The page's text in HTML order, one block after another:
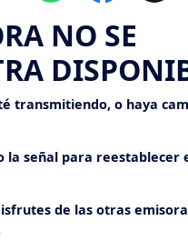
NO SE
transmitiendo, o haya
la señal para reestablecer
de las otras